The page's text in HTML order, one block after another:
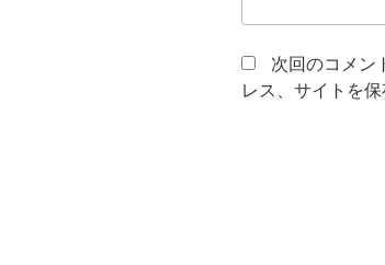
次回のコメン
レス、サイトを保